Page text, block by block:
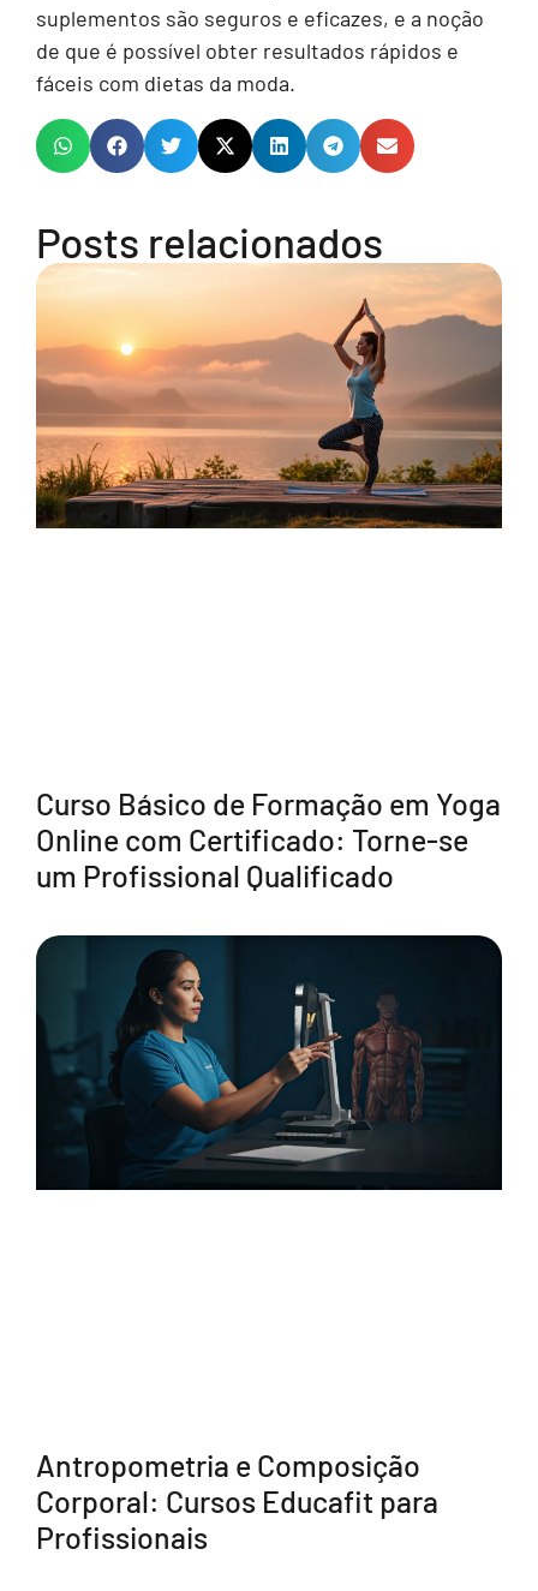
suplementos são seguros e eficazes, e a noção
de que é possível obter resultados rápidos e
fáceis com dietas da moda.
Posts relacionados
Curso Básico de Formação em Yoga
Online com Certificado: Torne-se
um Profissional Qualificado
Antropometria e Composição
Corporal: Cursos Educafit para
Profissionais